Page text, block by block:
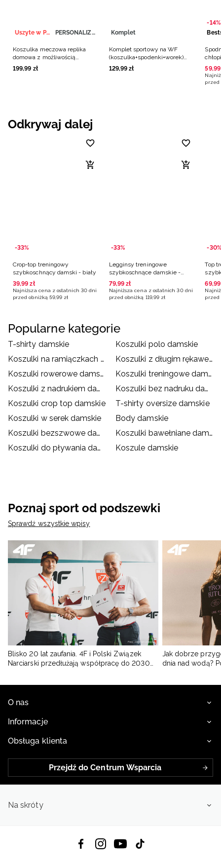
Uszyte w Polsce PERSONALIZACJA
Koszulka meczowa replika
domowa z możliwością
personalizacji męska 4F x
Polska Siatkówka - biała
199,99 zł
Komplet
Komplet sportowy na WF
(koszulka+spodenki+worek)
chłopięcy - czarny
129,99 zł
-14%
59,99
przed
Odkrywaj dalej
-33%
Crop-top treningowy
szybkoschnący damski - biały
39,99 zł
Najniższa cena z ostatnich 30 dni
przed obniżką 59,99 zł
-33%
Legginsy treningowe
szybkoschnące damskie -
brązowe
79,99 zł
Najniższa cena z ostatnich 30 dni
przed obniżką 119,99 zł
-30%
Top
69,99
przed
Popularne kategorie
T-shirty damskie
Koszulki polo damskie
Koszulki na ramiączkach damskie
Koszulki z długim rękawem damskie
Koszulki rowerowe damskie
Koszulki treningowe damskie
Koszulki z nadrukiem damskie
Koszulki bez nadruku damskie
Koszulki crop top damskie
T-shirty oversize damskie
Koszulki w serek damskie
Body damskie
Koszulki bezszwowe damskie
Koszulki bawełniane damskie
Koszulki do pływania damskie
Koszule damskie
Poznaj sport od podszewki
Sprawdź wszystkie wpisy
Blisko 20 lat zaufania. 4F i Polski Związek
Narciarski przedłużają współpracę do 2030
Jak dobrze
dnia nad wodą?
O nas
Informacje
Obsługa klienta
Przejdź do Centrum Wsparcia
Na skróty